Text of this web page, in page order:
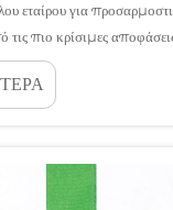
εταίρου για
τις πιο κρίσιμες
κατά τη διαδικασία
αθλητικών εκδηλώσεων ή